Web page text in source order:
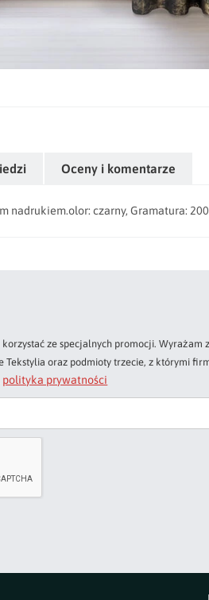
Oceny i komentarze
nadrukiem.olor: czarny, Gramatura: 200
ze specjalnych promocji.
oraz podmioty trzecie, z którymi
polityka prywatności